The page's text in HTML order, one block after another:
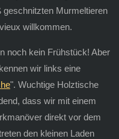
Murmeltieren
willkommen.
noch kein Frühstück! Aber
wir links eine
". Wuchtige Holztische
dass wir mit einem
direkt vor dem
den kleinen Laden